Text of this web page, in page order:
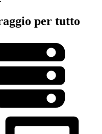
per tutto